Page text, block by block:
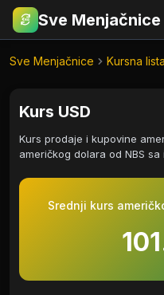
€RSD Sve Menjačnice
Sve Menjačnice Kursna lista
Kurs USD
Kurs prodaje i kupovine
američkog dolara od NBS
Srednji kurs